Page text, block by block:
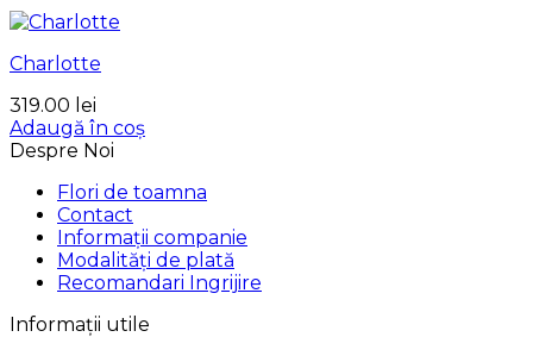
Charlotte
319.00 lei
Adaugă în coș
Despre Noi
Flori de toamna
Contact
Informații companie
Modalități de plată
Recomandari Ingrijire
Informații utile